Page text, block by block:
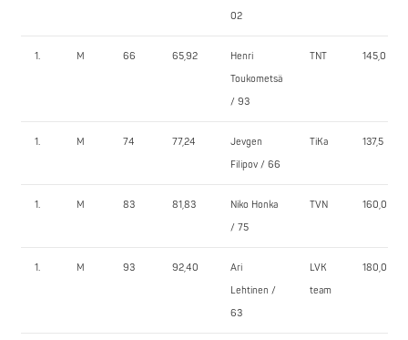
02
1. M 66 65,92
Henri
Toukometsä
/ 93
TNT 145,0
1. M 74 77,24
Jevgen
Filipov / 66
TiKa 137,5
1. M 83 81,83
Niko Honka
/ 75
TVN 160,0
1. M 93 92,40
Ari
Lehtinen /
63
LVK
team
180,0